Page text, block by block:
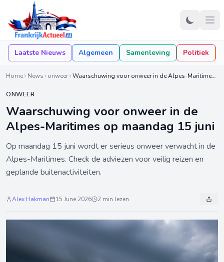
Laatste Nieuws Algemeen Samenleving Politiek
Home News onweer Waarschuwing voor onweer in de Alpes-Maritimes op maandag 15 juni
ONWEER
Waarschuwing voor onweer in de
Alpes-Maritimes op maandag 15 juni
Op maandag 15 juni wordt er serieus onweer verwacht in de
Alpes-Maritimes. Check de adviezen voor veilig reizen en
geplande buitenactiviteiten.
Alex Hakman 15 June 2026 2 min lezen